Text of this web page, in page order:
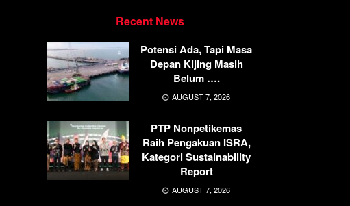
Recent News
Potensi Ada, Tapi Masa
Depan Kijing Masih
Belum ….
AUGUST 7, 2026
PTP Nonpetikemas
Raih Pengakuan ISRA,
Kategori Sustainability
Report
AUGUST 7, 2026